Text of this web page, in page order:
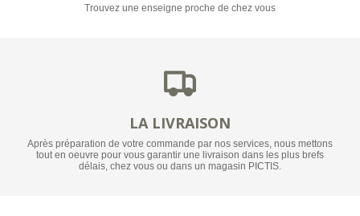
Trouvez une enseigne proche de chez vous
LA LIVRAISON
Après préparation de votre commande par nos services, nous mettons
tout en oeuvre pour vous garantir une livraison dans les plus brefs
délais, chez vous ou dans un magasin PICTIS.